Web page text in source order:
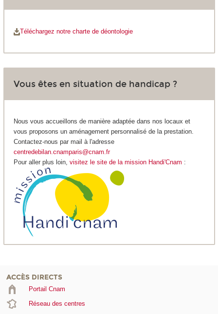
Téléchargez notre charte de déontologie
Vous êtes en situation de handicap ?
Nous vous accueillons de manière adaptée dans nos locaux et
vous proposons un aménagement personnalisé de la prestation.
Contactez-nous par mail à l'adresse
centredebilan.cnamparis@cnam.fr
Pour aller plus loin, visitez le site de la mission Handi'Cnam :
ACCÈS DIRECTS
Portail Cnam
Réseau des centres